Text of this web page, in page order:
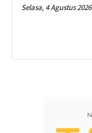
Selasa, 4 Agustus 2026